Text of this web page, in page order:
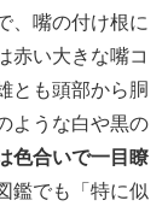
、嘴の付け根に
赤い大きな嘴コ
とも頭部から胴
ような白や黒の
色合いで一目瞭
鑑でも「特に似